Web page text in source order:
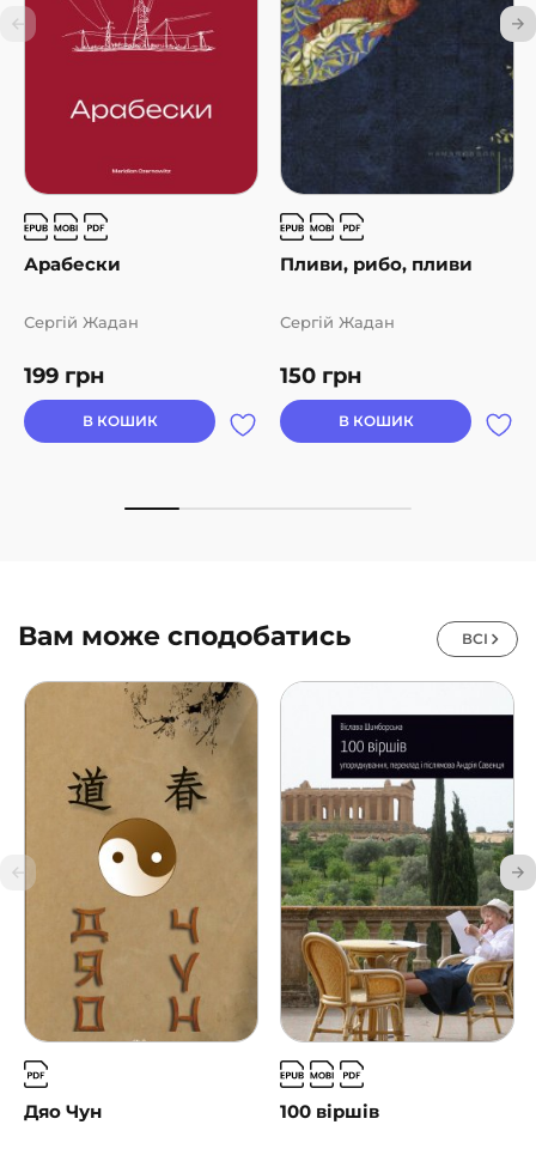
Арабески
199 грн
Сергій Жадан
В КОШИК
Пливи, рибо, пливи
150 грн
Сергій Жадан
В КОШИК
Вам може сподобатись ВСІ
Дяо Чун 100 віршів